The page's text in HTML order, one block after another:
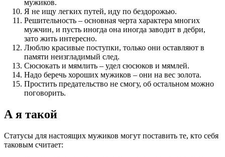
мужиков.
Я не ищу легких путей, иду по бездорожью.
Решительность – основная черта характера многих
мужчин, и пусть иногда она иногда заводит в дебри,
зато жить интересно.
Люблю красивые поступки, только они оставляют в
памяти неизгладимый след.
Сюсюкать и мямлить – удел сюсюков и мямлей.
Надо беречь хороших мужиков – они на вес золота.
Простить предательство не смогу, об остальном можно
поговорить.
А я такой
Статусы для настоящих мужиков могут поставить те, кто себя
таковым считает: